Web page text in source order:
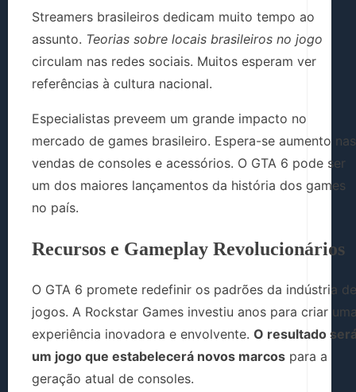
Streamers brasileiros dedicam muito tempo ao
assunto. Teorias sobre locais brasileiros no jogo
circulam nas redes sociais. Muitos esperam ver
referências à cultura nacional.
Especialistas preveem um grande impacto no
mercado de games brasileiro. Espera-se aumento nas
vendas de consoles e acessórios. O GTA 6 pode ser
um dos maiores lançamentos da história dos games
no país.
Recursos e Gameplay Revolucionários
O GTA 6 promete redefinir os padrões da indústria de
jogos. A Rockstar Games investiu anos para criar
experiência inovadora e envolvente. O resultado
um jogo que estabelecerá novos marcos para a
geração atual de consoles.